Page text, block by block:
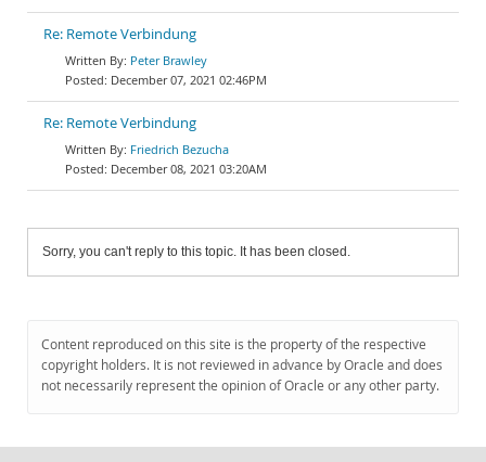
Re: Remote Verbindung
Peter Brawley
December 07, 2021 02:46PM
Re: Remote Verbindung
Friedrich Bezucha
December 08, 2021 03:20AM
Sorry, you can't reply to this topic. It has been closed.
Content reproduced on this site is the property of the respective
copyright holders. It is not reviewed in advance by Oracle and does
not necessarily represent the opinion of Oracle or any other party.